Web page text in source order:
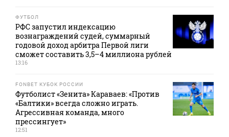
ФУТБОЛ
РФС запустил индексацию
вознаграждений судей, суммарный
годовой доход арбитра Первой лиги
сможет составить 3,5–4 миллиона рублей
13:16
FONBET КУБОК РОССИИ
Футболист «Зенита» Караваев: «Против
«Балтики» всегда сложно играть.
Агрессивная команда, много
прессингует»
12:51